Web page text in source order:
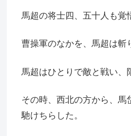
馬超の将士四、五十人も覚
曹操軍のなかを、馬超は斬
馬超はひとりで敵と戦い、
その時、西北の方から、馬
馳けちらした。